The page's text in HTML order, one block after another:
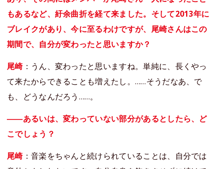
もあるなど、紆余曲折を経て来ました。そして2013年に
ブレイクがあり、今に至るわけですが、尾崎さんはこの
期間で、自分が変わったと思いますか？
尾崎：うん、変わったと思いますね。単純に、長くやっ
て来たからできることも増えたし。……そうだなあ、で
も、どうなんだろう……。
――あるいは、変わっていない部分があるとしたら、ど
こでしょう？
尾崎：音楽をちゃんと続けられていることは、自分では